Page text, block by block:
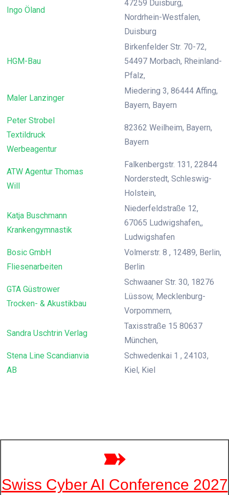
Ingo Öland
47259 Duisburg,
Nordrhein-Westfalen,
Duisburg
HGM-Bau
Birkenfelder Str. 70-72,
54497 Morbach, Rheinland-
Pfalz,
Maler Lanzinger
Miedering 3, 86444 Affing,
Bayern, Bayern
Peter Strobel
Textildruck
Werbeagentur
82362 Weilheim, Bayern,
Bayern
ATW Agentur Thomas
Will
Falkenbergstr. 131, 22844
Norderstedt, Schleswig-
Holstein,
Katja Buschmann
Krankengymnastik
Niederfeldstraße 12,
67065 Ludwigshafen,,
Ludwigshafen
Bosic GmbH
Fliesenarbeiten
Volmerstr. 8 , 12489, Berlin,
Berlin
GTA Güstrower
Trocken- & Akustikbau
Schwaaner Str. 30, 18276
Lüssow, Mecklenburg-
Vorpommern,
Sandra Uschtrin Verlag
Taxisstraße 15 80637
München,
Stena Line Scandianvia
AB
Schwedenkai 1 , 24103,
Kiel, Kiel